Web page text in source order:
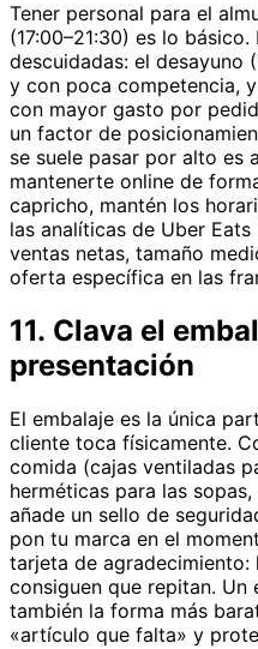
Tener personal para el
(17:00–21:30) es lo
descuidadas: el desayuno
y con poca competencia,
con mayor gasto por
un factor de
se suele pasar por alto es
mantenerte online de
capricho, mantén los
las analíticas de Uber
ventas netas, tamaño
oferta específica en las
11. Clava el
presentación
El embalaje es la única
cliente toca físicamente.
comida (cajas ventiladas
herméticas para las
añade un sello de
pon tu marca en el
tarjeta de agradecimiento:
consiguen que repitan.
también la forma más
«artículo que falta» y